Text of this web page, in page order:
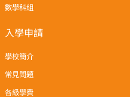
數學科組
入學申請
學校簡介
常見問題
各級學費